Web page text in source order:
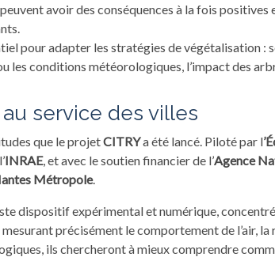
avoir des conséquences à la fois positives
pour adapter les stratégies de végétalisation :
les conditions météorologiques, l’impact des
au service des villes
que le projetCITRYa été lancé. Piloté par l
INRAE, et avec le soutien financier de l’Agence
Métropole.
dispositif expérimental et numérique,
précisément le comportement de l’air,
ils chercheront à mieux comprendre